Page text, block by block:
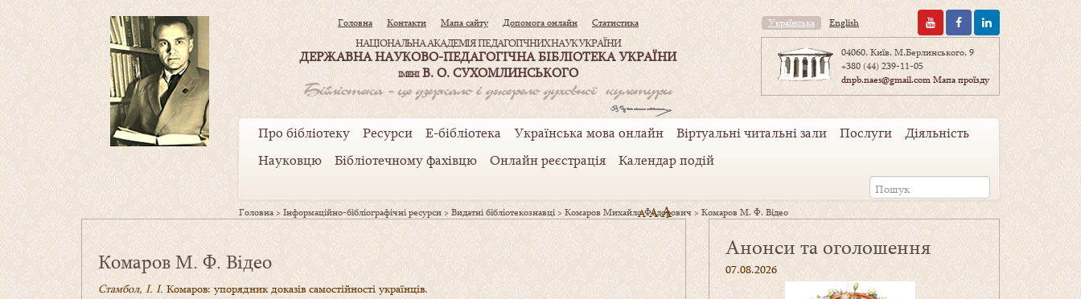
Головна Контакти Мапа сайту Допомога онлайн Статистика
НАЦІОНАЛЬНА АКАДЕМІЯ ПЕДАГОГІЧНИХ НАУК УКРАЇНИ
ДЕРЖАВНА НАУКОВО-ПЕДАГОГІЧНА БІБЛІОТЕКА УКРАЇНИ
ІМЕНІВ. О. СУХОМЛИНСЬКОГО
Українська English
04060, Київ, М.Берлинського, 9
+380 (44) 239-11-05
dnpb.naes@gmail.comМапа проїзду
Про бібліотеку Ресурси Е-бібліотека Українська мова онлайн Віртуальні читальні зали Послуги
Діяльність
Науковцю
Бібліотечному фахівцю Онлайн реєстрація Календар подій
Головна >Інформаційно-бібліографічні ресурси >Видатні бібліотекознавці>Комаров Михайло Федорович >Комаров М. Ф. Відео
A AA
Комаров М. Ф. Відео
Стамбол, І. І. Комаров: упорядник доказів самостійності українців.
Анонси та оголошення
07.08.2026